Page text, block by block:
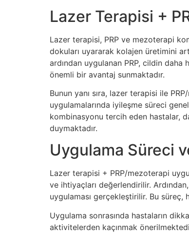
Lazer Terapisi +
Lazer terapisi, PRP ve mezoterapi
dokuları uyararak kolajen üretimini
ardından uygulanan PRP, cildin
önemli bir avantaj sunmaktadır.
Bunun yanı sıra, lazer terapisi ile
uygulamalarında iyileşme süreci
kombinasyonu tercih eden hastalar,
duymaktadır.
Uygulama Süreci
Lazer terapisi + PRP/mezoterapi
ve ihtiyaçları değerlendirilir.
uygulaması gerçekleştirilir. Bu süreç,
Uygulama sonrasında hastaların
aktivitelerden kaçınmak